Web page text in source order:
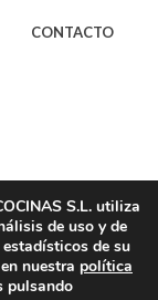
CONTACTO
S.L. utiliza
de uso y de
de su
nuestra política
pulsando